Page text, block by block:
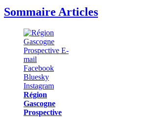
Sommaire Articles
Région
Gascogne
Prospective